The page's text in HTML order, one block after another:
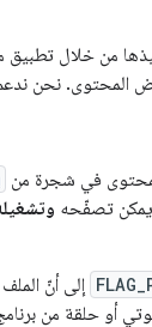
المحتوى. نحن
في شجرة من
يمكن تصفّحه
إلى أنّ
أو حلقة من